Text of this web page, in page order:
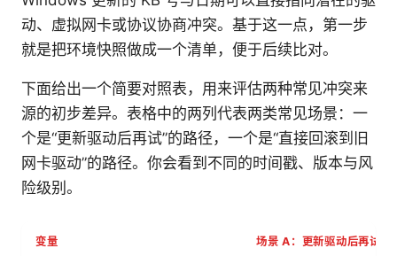
动、虚拟网卡或协议协商冲突。基于这一点，第一步
就是把环境快照做成一个清单，便于后续比对。
下面给出一个简要对照表，用来评估两种常见冲突来
源的初步差异。表格中的两列代表两类常见场景：一
个是“更新驱动后再试”的路径，一个是“直接回滚到旧
网卡驱动”的路径。你会看到不同的时间戳、版本与风
险级别。
变量 场景 A：更新驱动后再试